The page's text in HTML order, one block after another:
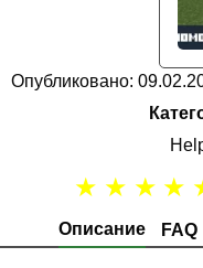
Опубликовано:
Описание FAQ
★ ★ ★ ★